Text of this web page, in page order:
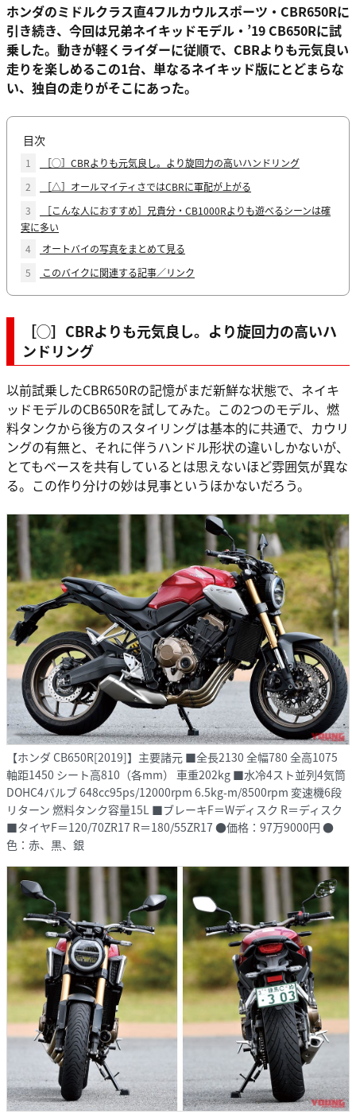
ホンダのミドルクラス直4フルカウルスポーツ・CBR650Rに
引き続き、今回は兄弟ネイキッドモデル・’19 CB650Rに試
乗した。動きが軽くライダーに従順で、CBRよりも元気良い
走りを楽しめるこの1台、単なるネイキッド版にとどまらな
い、独自の走りがそこにあった。
目次
1
［◯］CBRよりも元気良し。より旋回力の高いハンドリング
2
［△］オールマイティさではCBRに軍配が上がる
3
［こんな人におすすめ］兄貴分・CB1000Rよりも遊べるシーンは確
実に多い
4
オートバイの写真をまとめて見る
5
このバイクに関連する記事／リンク
［◯］CBRよりも元気良し。より旋回力の高いハ
ンドリング
以前試乗したCBR650Rの記憶がまだ新鮮な状態で、ネイキ
ッドモデルのCB650Rを試してみた。この2つのモデル、燃
料タンクから後方のスタイリングは基本的に共通で、カウリ
ングの有無と、それに伴うハンドル形状の違いしかないが、
とてもベースを共有しているとは思えないほど雰囲気が異な
る。この作り分けの妙は見事というほかないだろう。
【ホンダ CB650R[2019]】主要諸元 ■全長2130 全幅780 全高1075
軸距1450 シート高810（各mm） 車重202kg ■水冷4スト並列4気筒
DOHC4バルブ 648cc95ps/12000rpm 6.5kg-m/8500rpm 変速機6段
リターン 燃料タンク容量15L ■ブレーキF＝Wディスク R＝ディスク
■タイヤF＝120/70ZR17 R＝180/55ZR17 ●価格：97万9000円 ●
色：赤、黒、銀